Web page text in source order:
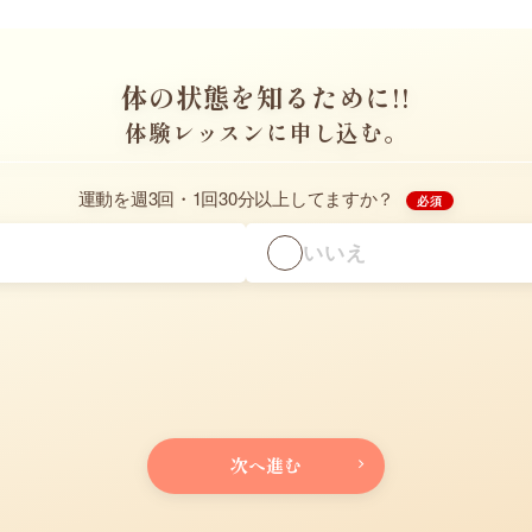
体の状態を知るために!!
体験レッスンに申し込む。
運動を週3回・1回30分以上してますか？ 必須
いいえ
次へ進む